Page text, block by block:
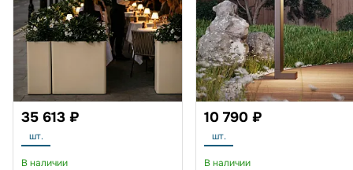
35 613 ₽
шт.
В наличии
10 790 ₽
шт.
В наличии